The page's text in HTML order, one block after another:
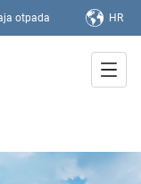
otpada HR